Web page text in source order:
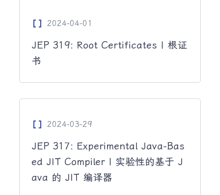
Data_Array 2024-04-01
JEP 319: Root Certificates | 根证
书
Data_Array 2024-03-29
JEP 317: Experimental Java-Bas
ed JIT Compiler | 实验性的基于 J
ava 的 JIT 编译器